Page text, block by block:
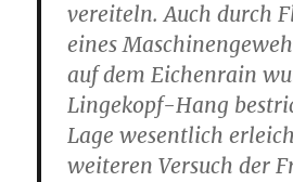
vereiteln. Auch durch
eines
auf dem Eichenrain
Lingekopf-Hang
Lage wesentlich
weiteren Versuch der